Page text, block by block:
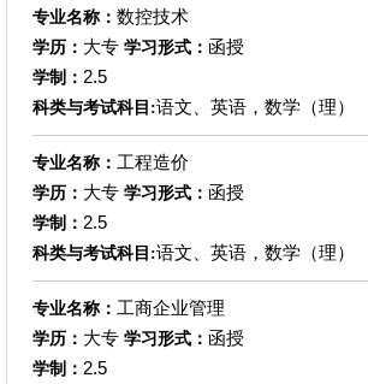
专业名称： 数控技术
学历： 大专 学习形式： 函授
学制： 2.5
科类与考试科目:语文、英语，数学（理）
专业名称： 工程造价
学历： 大专 学习形式： 函授
学制： 2.5
科类与考试科目:语文、英语，数学（理）
专业名称： 工商企业管理
学历： 大专 学习形式： 函授
学制： 2.5